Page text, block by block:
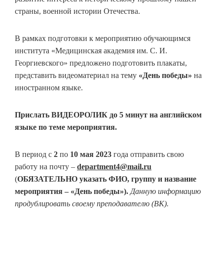
страны, военной истории Отечества.
В рамках подготовки к мероприятию обучающимся
института «Медицинская академия им. С. И.
Георгиевского» предложено подготовить плакаты,
представить видеоматериал на тему «День победы» на
иностранном языке.
Прислать ВИДЕОРОЛИК до 5 минут на английском
языке по теме мероприятия.
В период с 2 по 10 мая 2023 года отправить свою
работу на почту – department4@mail.ru
(ОБЯЗАТЕЛЬНО указать ФИО, группу и название
мероприятия – «День победы»). Данную информацию
продублировать своему преподавателю (ВК).